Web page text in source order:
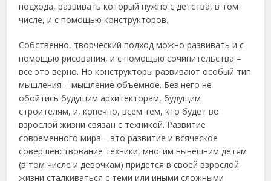
подхода, развивать который нужно с детства, в том
числе, и с помощью конструкторов.
Собственно, творческий подход можно развивать и с
помощью рисования, и с помощью сочинительства –
все это верно. Но конструкторы развивают особый тип
мышления – мышление объемное. Без него не
обойтись будущим архитекторам, будущим
строителям, и, конечно, всем тем, кто будет во
взрослой жизни связан с техникой. Развитие
современного мира – это развитие и всяческое
совершенствование техники, многим нынешним детям
(в том числе и девочкам) придется в своей взрослой
жизни сталкиваться с теми или иными сложными